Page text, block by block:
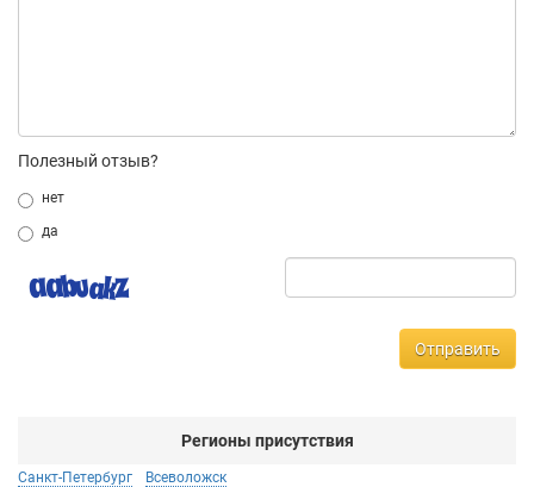
Полезный отзыв?
нет
да
Отправить
Регионы присутствия
Санкт-Петербург Всеволожск